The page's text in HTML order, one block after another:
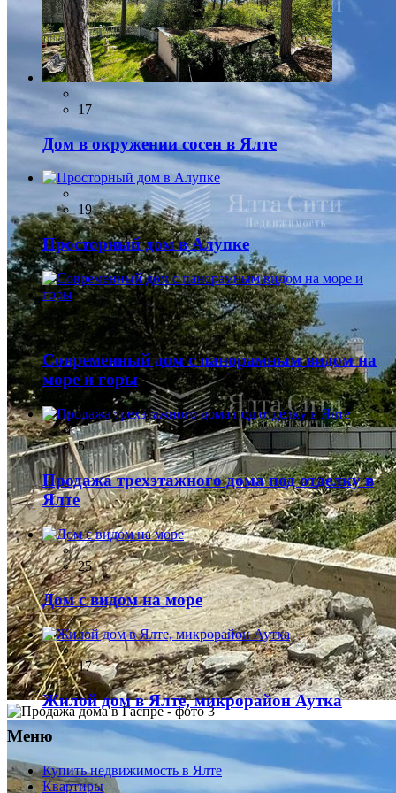
17
Дом в окружении сосен в Ялте
19
Просторный дом в Алупке
8
Современный дом с панорамным видом на
море и горы
5
Продажа трехэтажного дома под отделку в
Ялте
25
Дом с видом на море
17
Жилой дом в Ялте, микрорайон Аутка
Меню
Купить недвижимость в Ялте
Квартиры